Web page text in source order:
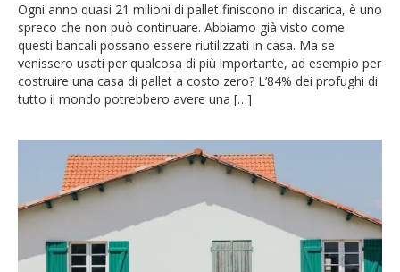
Ogni anno quasi 21 milioni di pallet finiscono in discarica, è uno
spreco che non può continuare. Abbiamo già visto come
questi bancali possano essere riutilizzati in casa. Ma se
venissero usati per qualcosa di più importante, ad esempio per
costruire una casa di pallet a costo zero? L’84% dei profughi di
tutto il mondo potrebbero avere una […]